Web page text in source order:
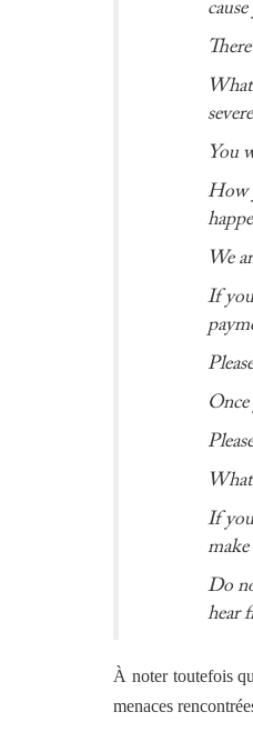
You
How
We
If
If
Do
hear
À noter toutefois
menaces